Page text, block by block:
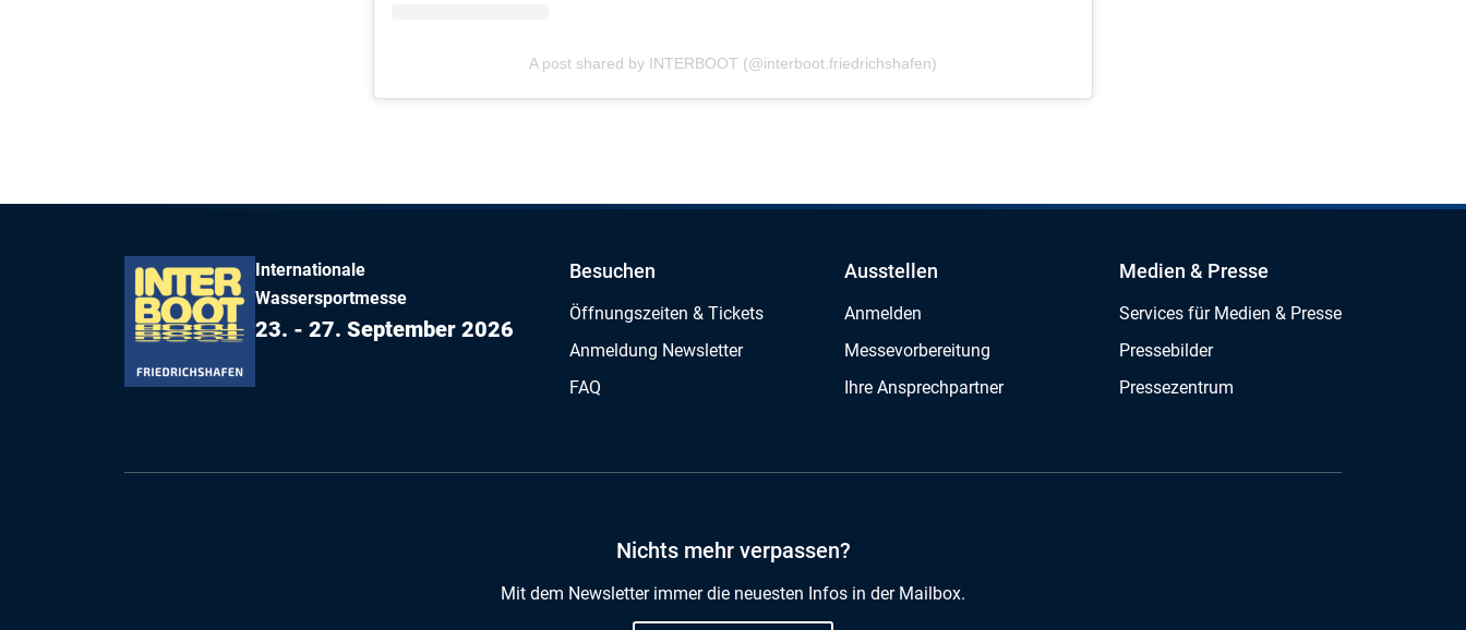
A post shared by INTERBOOT (@interboot.friedrichshafen)
Internationale
Wassersportmesse
23. - 27. September 2026
Besuchen
Öffnungszeiten & Tickets
Anmeldung Newsletter
FAQ
Ausstellen
Anmelden
Messevorbereitung
Ihre Ansprechpartner
Medien & Presse
Services für Medien & Presse
Pressebilder
Pressezentrum
Nichts mehr verpassen?
Mit dem Newsletter immer die neuesten Infos in der Mailbox.